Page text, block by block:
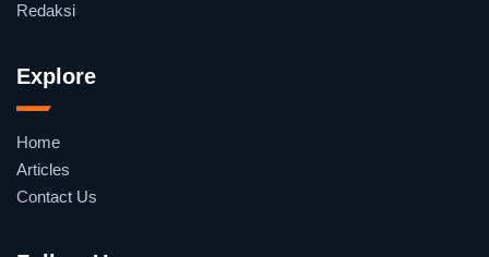
Redaksi
Explore
Home
Articles
Contact Us